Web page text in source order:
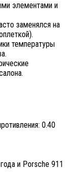
элементами и
заменялся на
температуры
0.40
и Porsche 911